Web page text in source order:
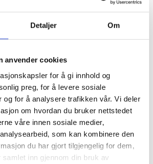
Detaljer Om
anvender cookies
for å gi innhold og
preg, for å levere sosiale
og for å analysere trafikken vår. Vi deler
om hvordan du bruker nettstedet
våre innen sosiale medier,
som kan kombinere den
du har gjort tilgjengelig for dem,
samlet inn gjennom din bruk av
hvert år.
har ikke hatt en
med staten i
siden 2011.
er det derfor ikke reelle
om pensjonsøkning, men